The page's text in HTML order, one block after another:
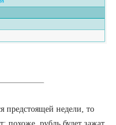
предстоящей недели, то